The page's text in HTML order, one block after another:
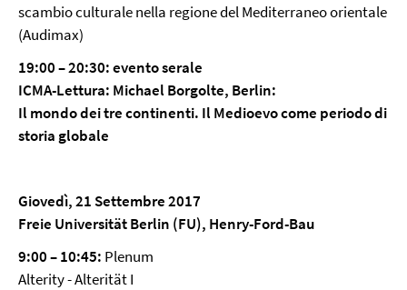
scambio culturale nella regione del Mediterraneo orientale
(Audimax)
19:00 – 20:30:evento serale
ICMA-Lettura: Michael Borgolte, Berlin:
Il mondo dei tre continenti. Il Medioevo come periodo di
storia globale
Giovedì, 21 Settembre 2017
Freie Universität Berlin (FU), Henry-Ford-Bau
9:00–10:45: Plenum
Alterity - Alterität I